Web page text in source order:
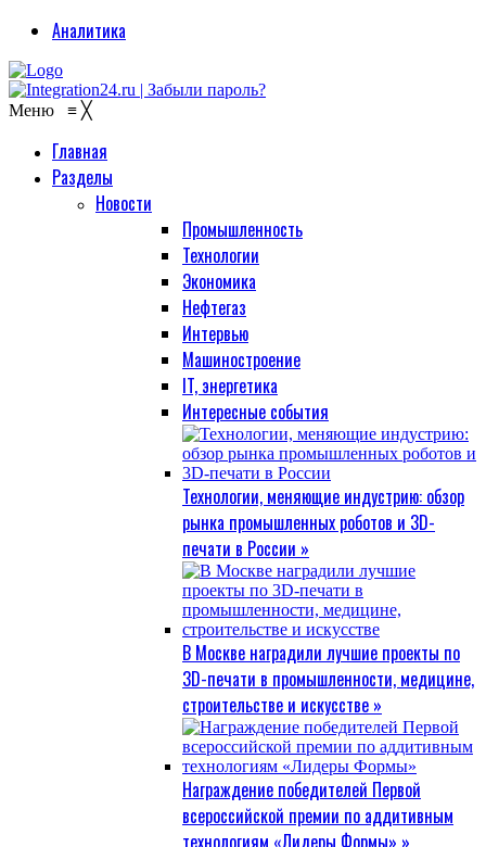
Аналитика
Меню ≡ ╳
Главная
Разделы
Новости
Промышленность
Технологии
Экономика
Нефтегаз
Интервью
Машиностроение
IT, энергетика
Интересные события
Технологии, меняющие индустрию: обзор
рынка промышленных роботов и 3D-
печати в России »
В Москве наградили лучшие проекты по
3D-печати в промышленности, медицине,
строительстве и искусстве »
Награждение победителей Первой
всероссийской премии по аддитивным
технологиям «Лидеры Формы» »